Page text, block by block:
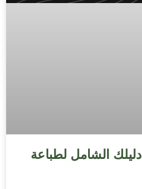
طباعة استيكر : 3D دليلك الشامل لطباعة